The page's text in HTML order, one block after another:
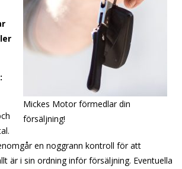
Mickes Motor förmedlar din
försäljning!
en noggrann kontroll för att
är i sin ordning inför försäljning. Eventuella